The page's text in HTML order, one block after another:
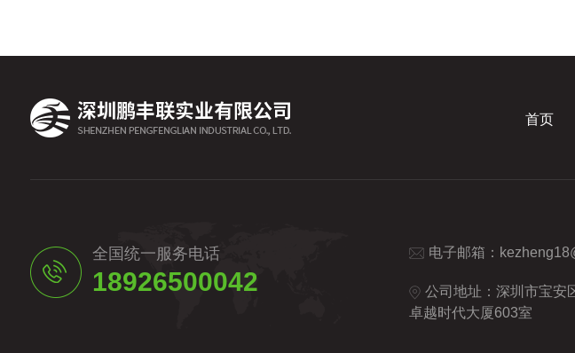
首页
全国统一服务电话
18926500042
电子邮箱：
公司地址：深圳市宝安
卓越时代大厦603室